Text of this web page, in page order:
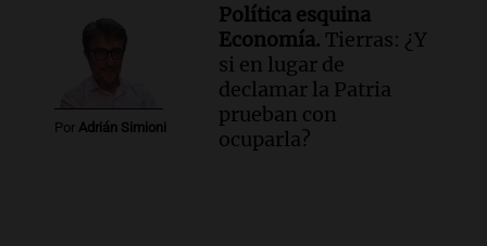
Por Adrián Simioni
Política esquina
Economía. Tierras: ¿Y
si en lugar de
declamar la Patria
prueban con
ocuparla?